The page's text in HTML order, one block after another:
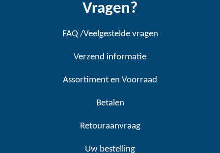
Vragen?
FAQ /Veelgestelde vragen
Verzend informatie
Assortiment en Voorraad
Betalen
Retouraanvraag
Uw bestelling